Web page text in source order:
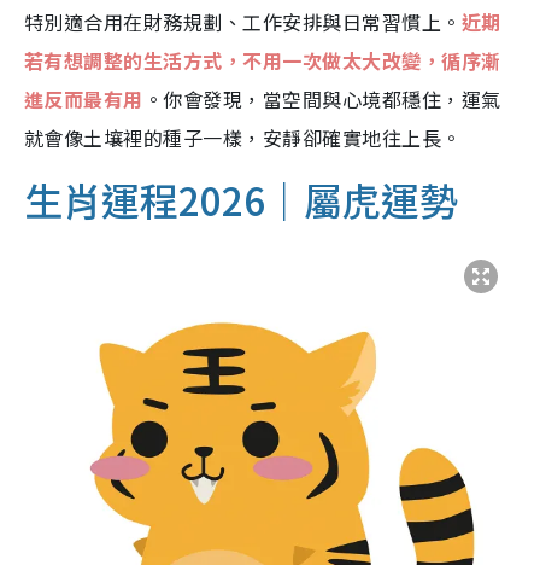
特別適合用在財務規劃、工作安排與日常習慣上。 近期
若有想調整的生活方式，不用一次做太大改變，循序漸
進反而最有用 。你會發現，當空間與心境都穩住，運氣
就會像土壤裡的種子一樣，安靜卻確實地往上長。
生肖運程2026｜屬虎運勢